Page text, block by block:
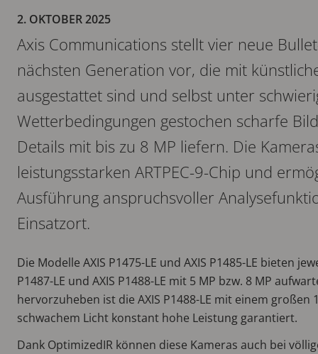
2. OKTOBER 2025
Axis Communications stellt vier neue
nächsten Generation vor, die mit
ausgestattet sind und selbst unter
Wetterbedingungen gestochen scharfe
Details mit bis zu 8 MP liefern. Die
leistungsstarken ARTPEC-9-Chip und
Ausführung anspruchsvoller
Einsatzort.
Die Modelle AXIS P1475-LE und AXIS P1485-LE bieten
P1487-LE und AXIS P1488-LE mit 5 MP bzw. 8 MP
hervorzuheben ist die AXIS P1488-LE mit einem großen
schwachem Licht konstant hohe Leistung garantiert.
Dank OptimizedIR können diese Kameras auch bei